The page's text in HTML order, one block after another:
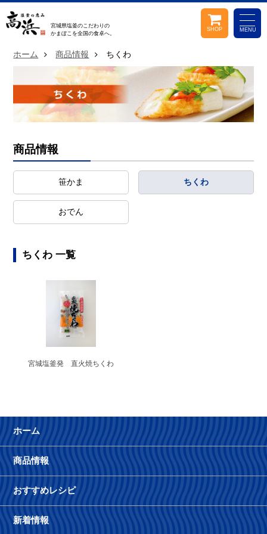
宮城県塩釜のこだわりの
かまぼこを全国の食卓へ。
MENU
SHOP
ホーム 商品情報 ちくわ
商品情報
笹かま ちくわ
おでん
ちくわ 一覧
宮城塩釜発 直火焼ちくわ
ホーム
商品情報
おすすめレシピ
新着情報